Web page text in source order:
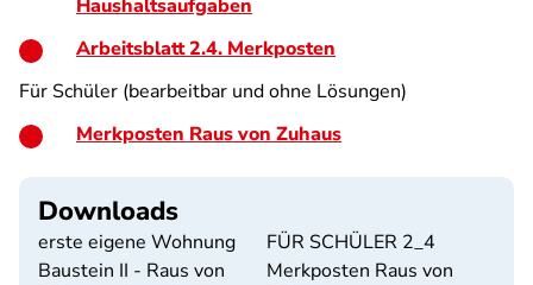
Haushaltsaufgaben
Arbeitsblatt 2.4. Merkposten
Für Schüler (bearbeitbar und ohne Lösungen)
Merkposten Raus von Zuhaus
Downloads
erste eigene Wohnung
Baustein II - Raus von
FÜR SCHÜLER 2_4
Merkposten Raus von